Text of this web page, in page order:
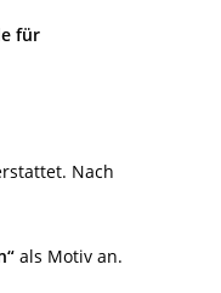
für
Nach
als Motiv an.